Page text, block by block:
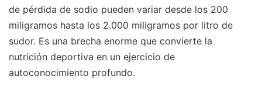
de pérdida de sodio pueden variar desde los 200
miligramos hasta los 2.000 miligramos por litro de
sudor. Es una brecha enorme que convierte la
nutrición deportiva en un ejercicio de
autoconocimiento profundo.